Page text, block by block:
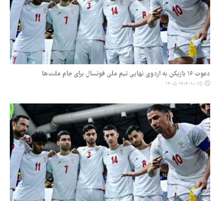
دعوت ۱۶ بازیکن به اردوی نهایی تیم ملی فوتسال برای جام ملت‌ها
۱۴۰۴-۱۰-۲۵ ۱۴:۰۵